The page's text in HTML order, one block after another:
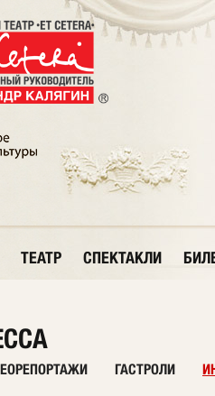
ТЕАТР СПЕКТАКЛИ
ГАСТРОЛИ